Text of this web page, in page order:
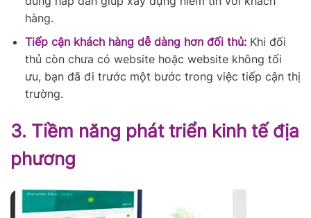
hàng.
Tiếp cận khách hàng dễ dàng hơn đối thủ:Khi đối
thủ còn chưa có website hoặc website không tối
ưu, bạn đã đi trước một bước trong việc tiếp cận thị
trường.
3. Tiềm năng phát triển kinh tế địa
phương